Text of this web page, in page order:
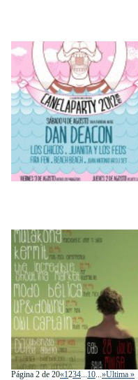
Página 2 de 20«1234...10...»Última »